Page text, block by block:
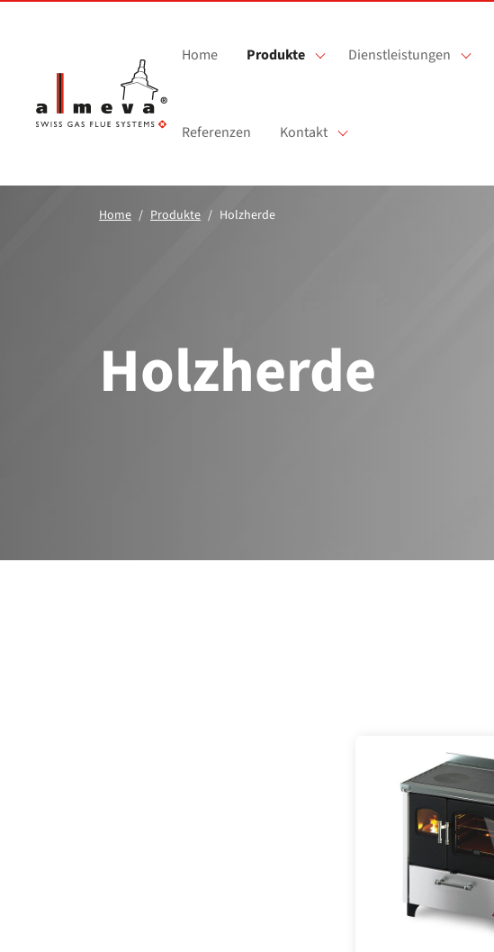
Home Produkte Dienstleistungen
Referenzen Kontakt
Home Produkte Holzherde
Holzherde